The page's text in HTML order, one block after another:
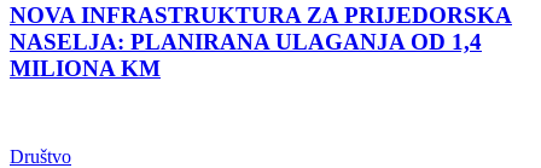
NOVA INFRASTRUKTURA ZA PRIJEDORSKA
NASELJA: PLANIRANA ULAGANJA OD 1,4
MILIONA KM
Društvo